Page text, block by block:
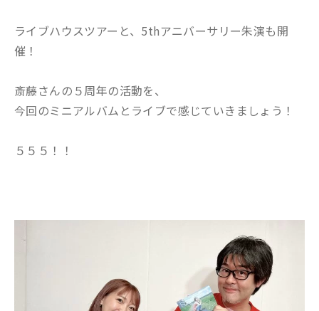
ライブハウスツアーと、5thアニバーサリー朱演も開
催！
斎藤さんの５周年の活動を、
今回のミニアルバムとライブで感じていきましょう！
５５５！！